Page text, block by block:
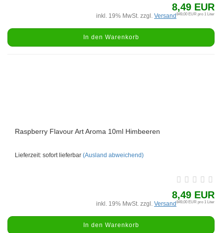
8,49 EUR
849,00 EUR pro 1 Liter
inkl. 19% MwSt. zzgl. Versand
In den Warenkorb
Raspberry Flavour Art Aroma 10ml Himbeeren
Lieferzeit: sofort lieferbar (Ausland abweichend)
8,49 EUR
849,00 EUR pro 1 Liter
inkl. 19% MwSt. zzgl. Versand
In den Warenkorb